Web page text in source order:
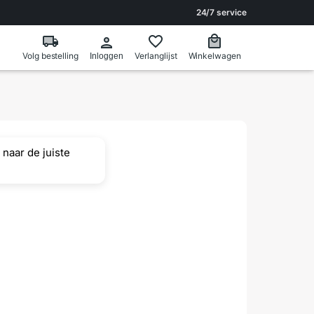
24/7 service
Volg bestelling Inloggen Verlanglijst Winkelwagen